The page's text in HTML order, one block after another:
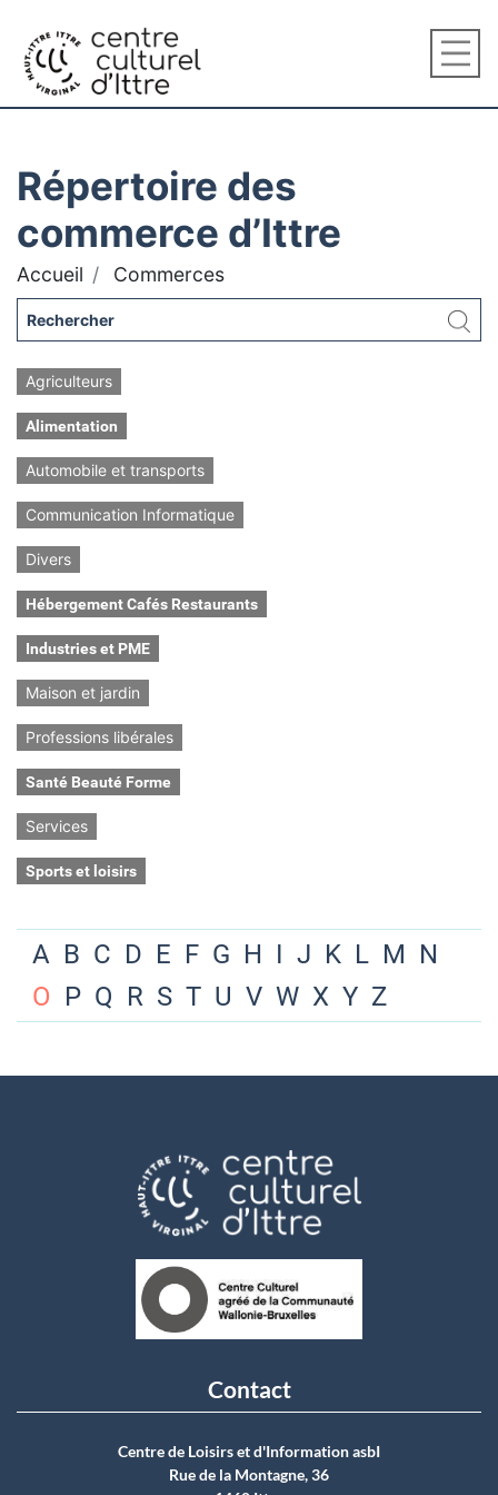
Répertoire des
commerce d’Ittre
Accueil Commerces
Agriculteurs
Alimentation
Automobile et transports
Communication Informatique
Divers
Hébergement Cafés Restaurants
Industries et PME
Maison et jardin
Professions libérales
Santé Beauté Forme
Services
Sports et loisirs
A B C D E F G H I J K L M N
O P Q R S T U V W X Y Z
Contact
Centre de Loisirs et d'Information asbI
Rue de la Montagne, 36